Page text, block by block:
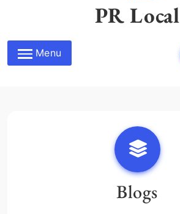
PR Local
Menu
Blogs